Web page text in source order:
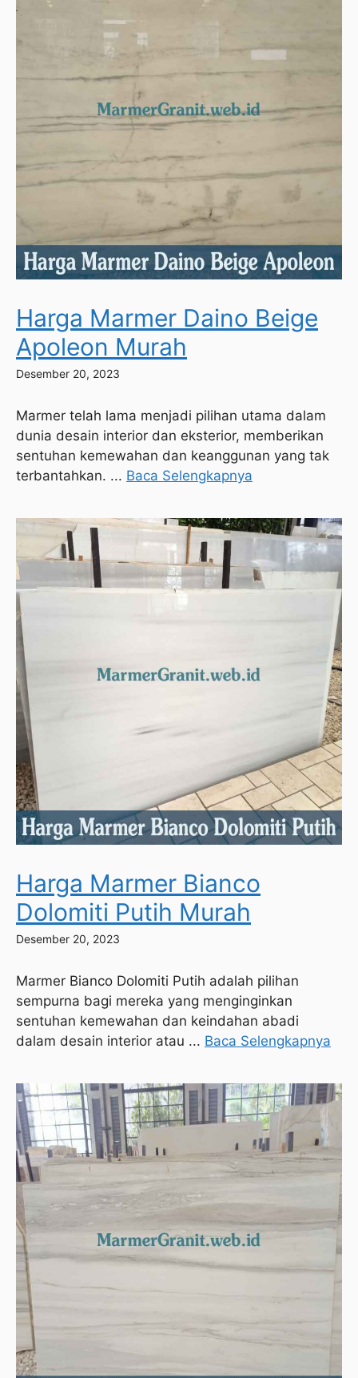
Harga Marmer Daino Beige
Apoleon Murah
Desember 20, 2023
Marmer telah lama menjadi pilihan utama dalam
dunia desain interior dan eksterior, memberikan
sentuhan kemewahan dan keanggunan yang tak
terbantahkan. ... Baca Selengkapnya
Harga Marmer Bianco
Dolomiti Putih Murah
Desember 20, 2023
Marmer Bianco Dolomiti Putih adalah pilihan
sempurna bagi mereka yang menginginkan
sentuhan kemewahan dan keindahan abadi
dalam desain interior atau ... Baca Selengkapnya